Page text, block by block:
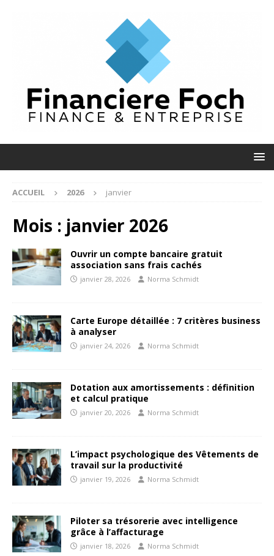
ACCUEIL 2026 janvier
Mois : janvier 2026
Ouvrir un compte bancaire gratuit
association sans frais cachés
janvier 28, 2026 Norma Schmidt
Carte Europe détaillée : 7 critères business
à analyser
janvier 24, 2026 Norma Schmidt
Dotation aux amortissements : définition
et calcul pratique
janvier 20, 2026 Norma Schmidt
L’impact psychologique des Vêtements de
travail sur la productivité
janvier 19, 2026 Norma Schmidt
Piloter sa trésorerie avec intelligence
grâce à l’affacturage
janvier 18, 2026 Norma Schmidt